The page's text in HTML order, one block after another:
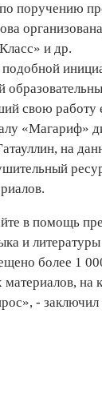
поручению
и др.
свою работу
«Магариф»
на
в помощь
и
более 1
на
-